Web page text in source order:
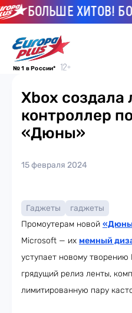
БОЛЬШЕ ХИТОВ!
№ 1 в России*
Xbox
контроллер
«Дюны»
15 февраля 2024
Гаджеты
гаджеты
Промоутерам новой
Microsoft — их мемный
уступает новому творению
грядущий релиз ленты,
лимитированную пару